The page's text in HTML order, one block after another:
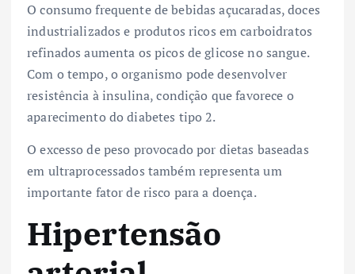
O consumo frequente de bebidas açucaradas, doces
industrializados e produtos ricos em carboidratos
refinados aumenta os picos de glicose no sangue.
Com o tempo, o organismo pode desenvolver
resistência à insulina, condição que favorece o
aparecimento do diabetes tipo 2.
O excesso de peso provocado por dietas baseadas
em ultraprocessados também representa um
importante fator de risco para a doença.
Hipertensão